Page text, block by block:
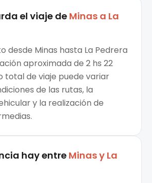
el viaje de Minas a La
desde Minas hasta La Pedrera
aproximada de 2 hs 22
total de viaje puede variar
de las rutas, la
y la realización de
hay entreMinasy La